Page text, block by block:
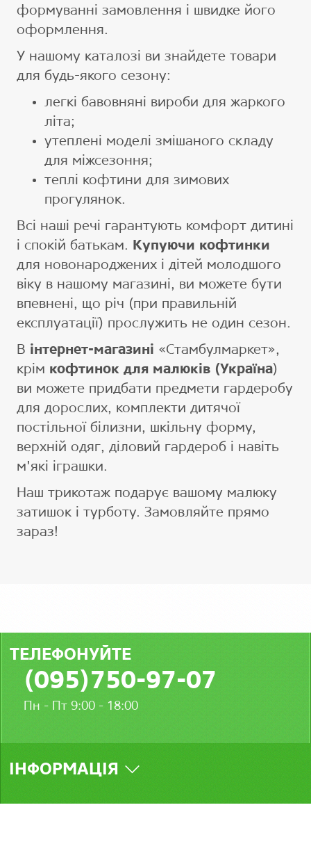
формуванні замовлення і швидке його
оформлення.
У нашому каталозі ви знайдете товари
для будь-якого сезону:
легкі бавовняні вироби для жаркого
літа;
утеплені моделі змішаного складу
для міжсезоння;
теплі кофтини для зимових
прогулянок.
Всі наші речі гарантують комфорт дитині
і спокій батькам.
Купуючи кофтинки
для новонароджених і дітей молодшого
віку в нашому магазині, ви можете бути
впевнені, що річ (при правильній
експлуатації) прослужить не один сезон.
В інтернет-магазині «Стамбулмаркет»,
крім кофтинок для малюків (Україна)
ви можете придбати предмети гардеробу
для дорослих, комплекти дитячої
постільної білизни, шкільну форму,
верхній одяг, діловий гардероб і навіть
м'які іграшки.
Наш трикотаж подарує вашому малюку
затишок і турботу. Замовляйте прямо
зараз!
ТЕЛЕФОНУЙТЕ
(095)750-97-07
Пн - Пт 9:00 - 18:00
ІНФОРМАЦІЯ